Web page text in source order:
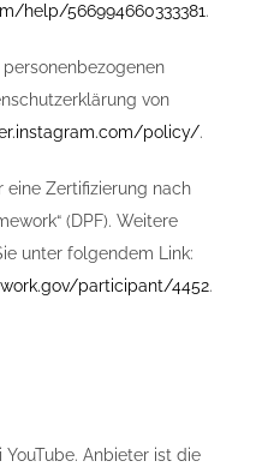
help/566994660333381.
von
policy/.
eine Zertifizierung nach
(DPF). Weitere
unter folgendem Link:
participant/4452.
Anbieter ist die